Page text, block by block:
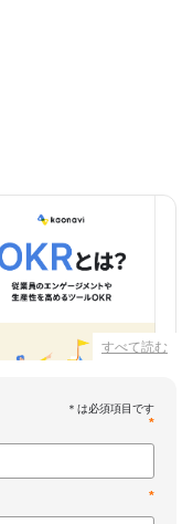
すべて読む
いいのか
*
*